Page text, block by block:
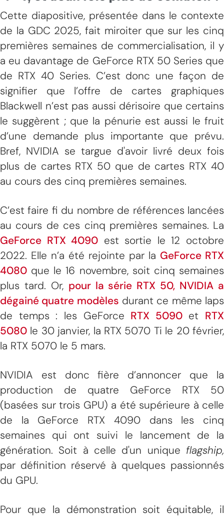
Cette diapositive, présentée dans le contexte
de la GDC 2025, fait miroiter que sur les cinq
premières semaines de commercialisation, il y
a eu davantage de GeForce RTX 50 Series que
de RTX 40 Series. C’est donc une façon de
signifier que l’offre de cartes graphiques
Blackwell n’est pas aussi dérisoire que certains
le suggèrent ; que la pénurie est aussi le fruit
d’une demande plus importante que prévu.
Bref, NVIDIA se targue d'avoir livré deux fois
plus de cartes RTX 50 que de cartes RTX 40
au cours des cinq premières semaines.
C’est faire fi du nombre de références lancées
au cours de ces cinq premières semaines. La
GeForce RTX 4090 est sortie le 12 octobre
2022. Elle n’a été rejointe par la GeForce RTX
4080 que le 16 novembre, soit cinq semaines
plus tard. Or, pour la série RTX 50, NVIDIA a
dégainé quatre modèles durant ce même laps
de temps : les GeForce RTX 5090et RTX
5080 le 30 janvier, la RTX 5070 Ti le 20 février,
la RTX 5070 le 5 mars.
NVIDIA est donc fière d’annoncer que la
production de quatre GeForce RTX 50
(basées sur trois GPU) a été supérieure à celle
de la GeForce RTX 4090 dans les cinq
semaines qui ont suivi le lancement de la
génération. Soit à celle d'un unique flagship,
par définition réservé à quelques passionnés
du GPU.
Pour que la démonstration soit équitable, il